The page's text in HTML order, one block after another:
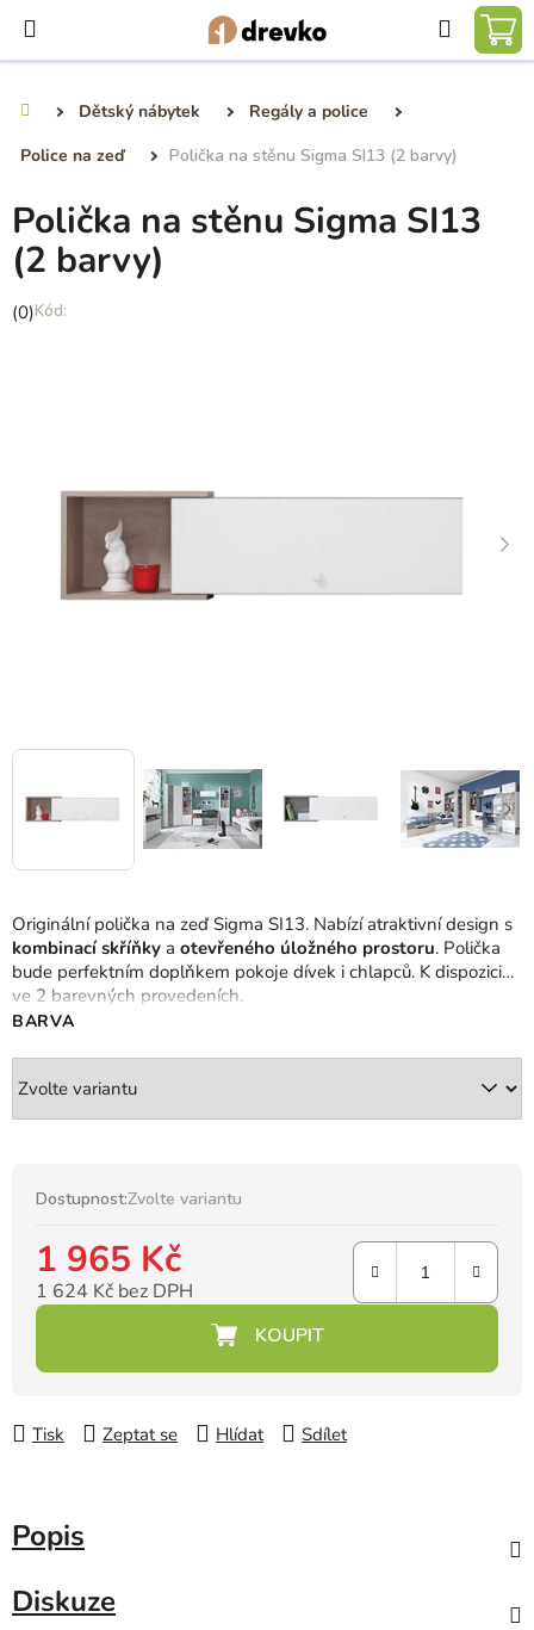
obsah
Hledat
Dětský nábytek
Regály a police
Police na zeď
Polička na stěnu Sigma SI13 (2 barvy)
Originální polička na zeď Sigma SI13. Nabízí atraktivní design s
kombinací skříňky a otevřeného úložného prostoru. Polička
bude perfektním doplňkem pokoje dívek i chlapců. K dispozici
ve 2 barevných provedeních.
BARVA
Dostupnost:Zvolte variantu
1 965 Kč
1 624 Kč bez DPH
Měrná cena:
Tisk Zeptat se Hlídat Sdílet
Polička na stěnu Sigma SI13
(2 barvy)
Průměrné
(0)
Popis
Diskuze